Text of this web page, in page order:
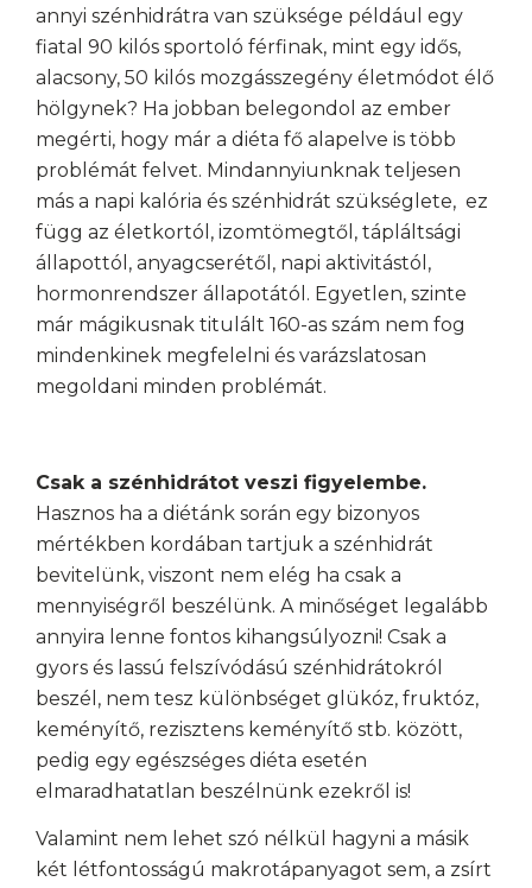
annyi szénhidrátra van szüksége például egy
fiatal 90 kilós sportoló férfinak, mint egy idős,
alacsony, 50 kilós mozgásszegény életmódot élő
hölgynek? Ha jobban belegondol az ember
megérti, hogy már a diéta fő alapelve is több
problémát felvet. Mindannyiunknak teljesen
más a napi kalória és szénhidrát szükséglete, ez
függ az életkortól, izomtömegtől, tápláltsági
állapottól, anyagcserétől, napi aktivitástól,
hormonrendszer állapotától. Egyetlen, szinte
már mágikusnak titulált 160-as szám nem fog
mindenkinek megfelelni és varázslatosan
megoldani minden problémát.
Csak a szénhidrátot veszi figyelembe.
Hasznos ha a diétánk során egy bizonyos
mértékben kordában tartjuk a szénhidrát
bevitelünk, viszont nem elég ha csak a
mennyiségről beszélünk. A minőséget legalább
annyira lenne fontos kihangsúlyozni! Csak a
gyors és lassú felszívódású szénhidrátokról
beszél, nem tesz különbséget glükóz, fruktóz,
keményítő, rezisztens keményítő stb. között,
pedig egy egészséges diéta esetén
elmaradhatatlan beszélnünk ezekről is!
Valamint nem lehet szó nélkül hagyni a másik
két létfontosságú makrotápanyagot sem, a zsírt